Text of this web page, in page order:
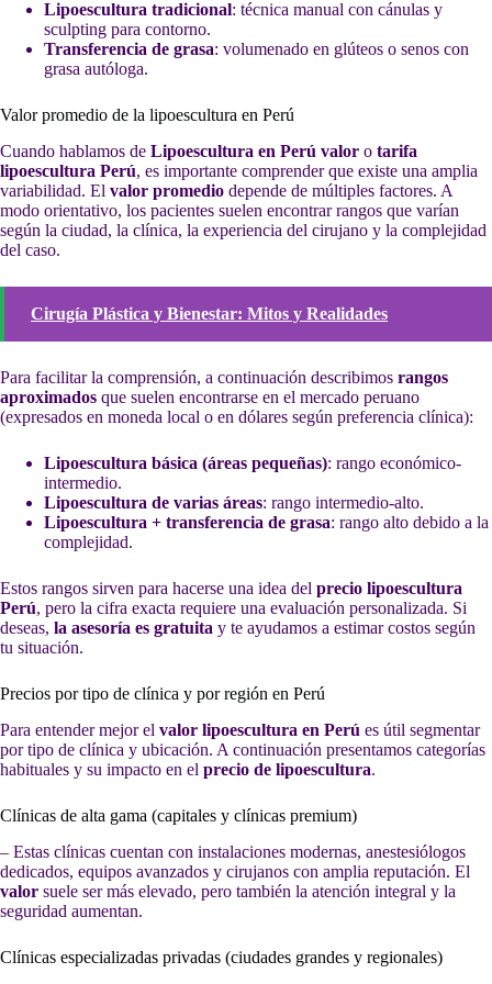
Lipoescultura tradicional: técnica manual con cánulas y
sculpting para contorno.
Transferencia de grasa: volumenado en glúteos o senos con
grasa autóloga.
Valor promedio de la lipoescultura en Perú
Cuando hablamos de Lipoescultura en Perú valor o tarifa
lipoescultura Perú, es importante comprender que existe una amplia
variabilidad. El valor promedio depende de múltiples factores. A
modo orientativo, los pacientes suelen encontrar rangos que varían
según la ciudad, la clínica, la experiencia del cirujano y la complejidad
del caso.
Cirugía Plástica y Bienestar: Mitos y Realidades
Para facilitar la comprensión, a continuación describimos rangos
aproximados que suelen encontrarse en el mercado peruano
(expresados en moneda local o en dólares según preferencia clínica):
Lipoescultura básica (áreas pequeñas): rango económico-
intermedio.
Lipoescultura de varias áreas: rango intermedio-alto.
Lipoescultura + transferencia de grasa: rango alto debido a la
complejidad.
Estos rangos sirven para hacerse una idea del precio lipoescultura
Perú, pero la cifra exacta requiere una evaluación personalizada. Si
deseas, la asesoría es gratuita y te ayudamos a estimar costos según
tu situación.
Precios por tipo de clínica y por región en Perú
Para entender mejor el valor lipoescultura en Perú es útil segmentar
por tipo de clínica y ubicación. A continuación presentamos categorías
habituales y su impacto en el precio de lipoescultura.
Clínicas de alta gama (capitales y clínicas premium)
– Estas clínicas cuentan con instalaciones modernas, anestesiólogos
dedicados, equipos avanzados y cirujanos con amplia reputación. El
valor suele ser más elevado, pero también la atención integral y la
seguridad aumentan.
Clínicas especializadas privadas (ciudades grandes y regionales)